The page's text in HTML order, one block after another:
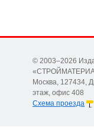
© 2003–2026
Москва, 127434,
этаж, офис 408
Схема проезда